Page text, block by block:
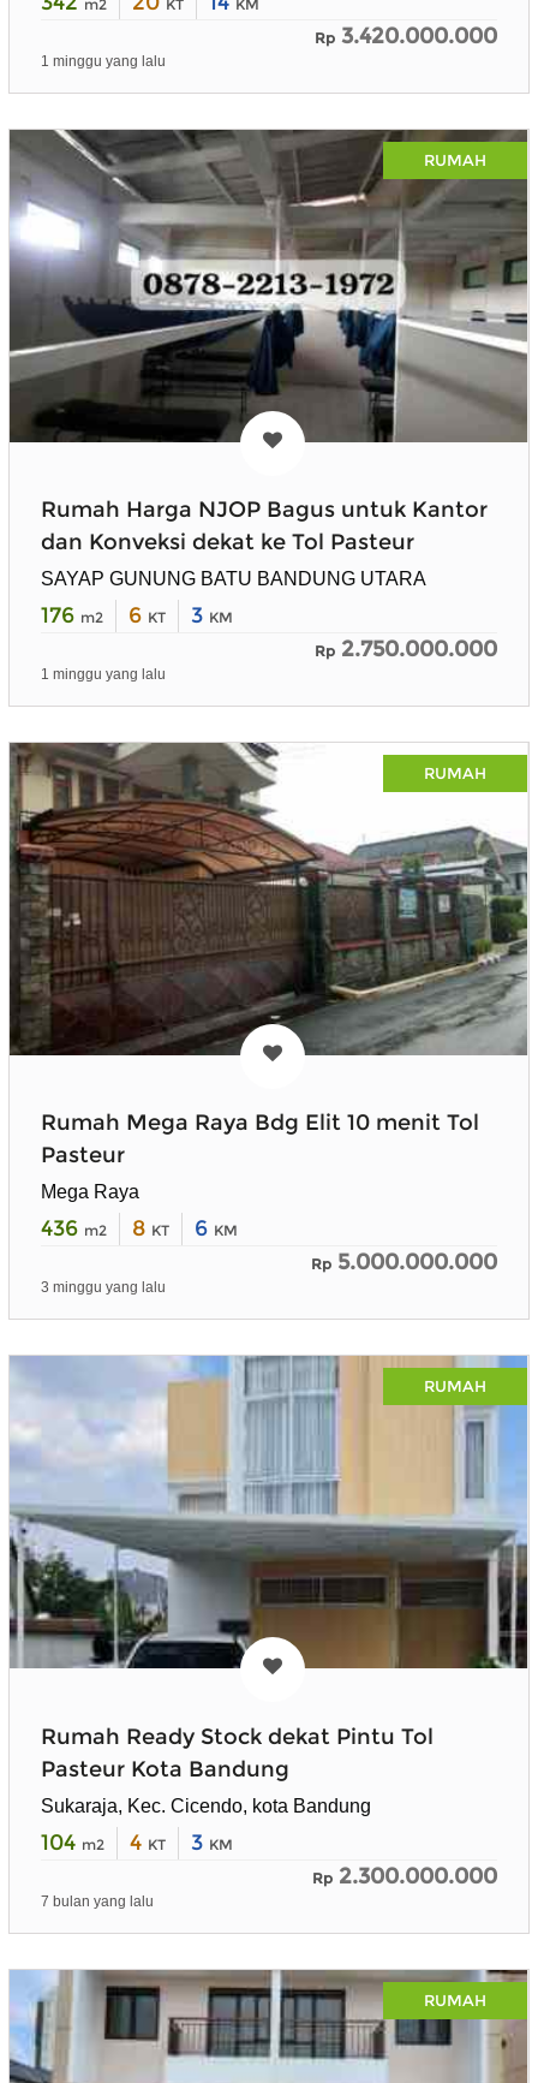
m2 KT
KM
Rp 3.420.000.000
1 minggu yang lalu
RUMAH
Rumah Harga NJOP Bagus untuk Kantor
dan Konveksi dekat ke Tol Pasteur
SAYAP GUNUNG BATU BANDUNG UTARA
176 m2 6 KT 3 KM
Rp 2.750.000.000
1 minggu yang lalu
RUMAH
Rumah Mega Raya Bdg Elit 10 menit Tol
Pasteur
Mega Raya
436 m2 8 KT 6 KM
Rp 5.000.000.000
3 minggu yang lalu
RUMAH
Rumah Ready Stock dekat Pintu Tol
Pasteur Kota Bandung
Sukaraja, Kec. Cicendo, kota Bandung
104 m2 4 KT 3 KM
Rp 2.300.000.000
7 bulan yang lalu
RUMAH